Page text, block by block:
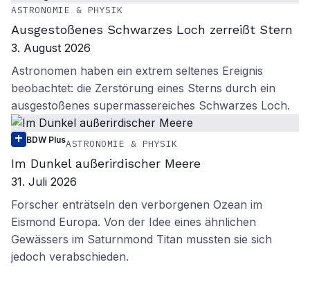
ASTRONOMIE & PHYSIK
Ausgestoßenes Schwarzes Loch zerreißt Stern
3. August 2026
Astronomen haben ein extrem seltenes Ereignis
beobachtet: die Zerstörung eines Sterns durch ein
ausgestoßenes supermassereiches Schwarzes Loch.
BDW PlusASTRONOMIE & PHYSIK
Im Dunkel außerirdischer Meere
31. Juli 2026
Forscher enträtseln den verborgenen Ozean im
Eismond Europa. Von der Idee eines ähnlichen
Gewässers im Saturnmond Titan mussten sie sich
jedoch verabschieden.